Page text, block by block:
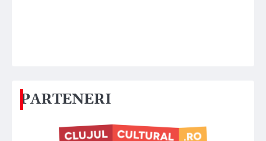
PARTENERI